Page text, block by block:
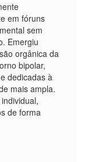
em fóruns
sem
Emergiu
orgânica da
bipolar,
dedicadas à
mais ampla.
de forma